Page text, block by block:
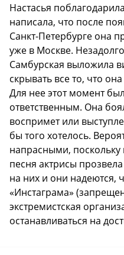
Настасья
написала, что после
Санкт-Петербурге она
уже в Москве.
Самбурская выложила
скрывать все то, что
Для нее этот момент
ответственным. Она
воспримет или
бы того хотелось.
напрасными,
песня актрисы
на них и они надеются,
«Инстаграма»
экстремистская
останавливаться на